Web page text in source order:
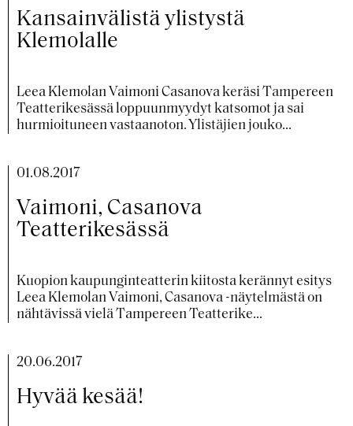
Kansainvälistä ylistystä
Klemolalle
Leea Klemolan Vaimoni Casanova keräsi Tampereen
Teatterikesässä loppuunmyydyt katsomot ja sai
hurmioituneen vastaanoton. Ylistäjien jouko...
01.08.2017
Vaimoni, Casanova
Teatterikesässä
Kuopion kaupunginteatterin kiitosta kerännyt esitys
Leea Klemolan Vaimoni, Casanova -näytelmästä on
nähtävissä vielä Tampereen Teatterike...
20.06.2017
Hyvää kesää!